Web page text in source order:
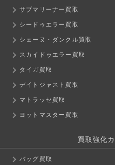
サブマリーナー買取
シードゥエラー買取
シェーヌ・ダンクル買取
スカイドゥエラー買取
タイガ買取
デイトジャスト買取
マトラッセ買取
ヨットマスター買取
買取強化
バッグ買取